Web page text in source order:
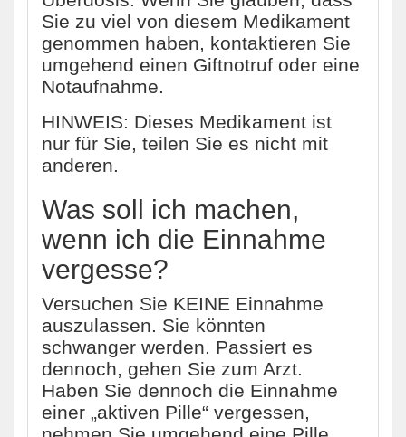
Sie zu viel von diesem Medikament
genommen haben, kontaktieren Sie
umgehend einen Giftnotruf oder eine
Notaufnahme.
HINWEIS: Dieses Medikament ist
nur für Sie, teilen Sie es nicht mit
anderen.
Was soll ich machen,
wenn ich die Einnahme
vergesse?
Versuchen Sie KEINE Einnahme
auszulassen. Sie könnten
schwanger werden. Passiert es
dennoch, gehen Sie zum Arzt.
Haben Sie dennoch die Einnahme
einer „aktiven Pille“ vergessen,